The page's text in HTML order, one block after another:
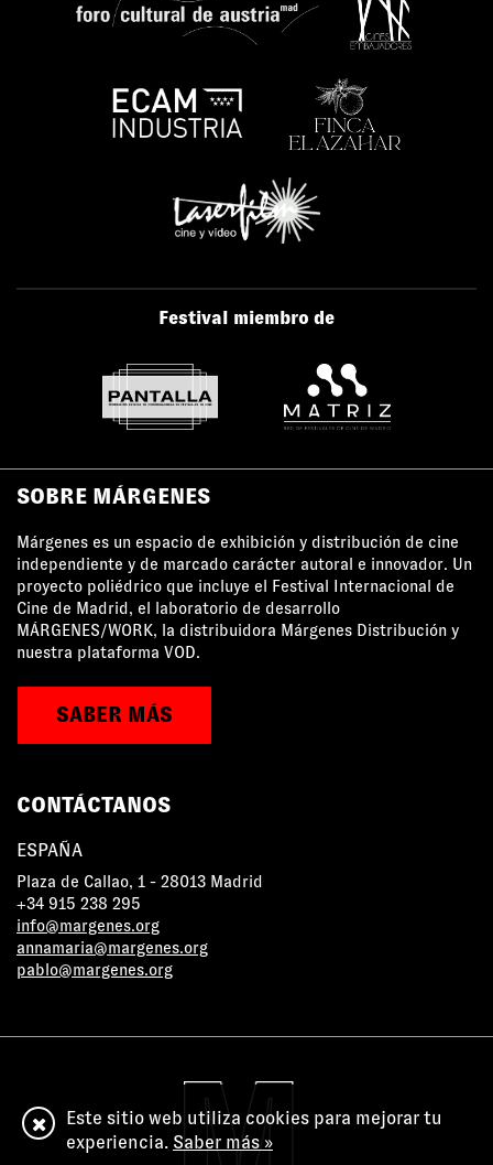
Festival miembro de
SOBRE MÁRGENES
Márgenes es un espacio de exhibición y distribución de cine
independiente y de marcado carácter autoral e innovador. Un
proyecto poliédrico que incluye el Festival Internacional de
Cine de Madrid, el laboratorio de desarrollo
MÁRGENES/WORK, la distribuidora Márgenes Distribución y
nuestra plataforma VOD.
SABER MÁS
CONTÁCTANOS
ESPAÑA
Plaza de Callao, 1 - 28013 Madrid
+34 915 238 295
info@margenes.org
annamaria@margenes.org
pablo@margenes.org
Este sitio web utiliza cookies para mejorar tu
experiencia. Saber más »